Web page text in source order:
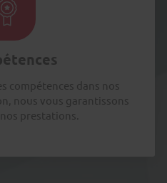
compétences dans nos
nous vous garantissons
prestations.